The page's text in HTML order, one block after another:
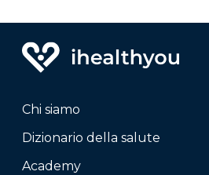
Chi siamo
Dizionario della salute
Academy